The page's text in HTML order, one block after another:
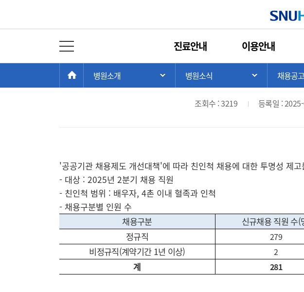
진료안내 이용안내
HOME
병원소개 주 메뉴 목록 열기
병원소식 서브 메뉴 목
채용공고
서울대학교병원 친인척 채용인원
조회수 : 3219 등록일 :
'공공기관 채용제도 개선대책'에 따라 친인척 채용에 대한 투명성 제
- 대상 : 2025년 2분기 채용 직원
- 친인척 범위 : 배우자, 4촌 이내 혈족과 인척
- 채용구분별 인원 수
채용구분
신규채용 직원 수(
정규직
279
비정규직(계약기간 1년 이상) 2
계 281